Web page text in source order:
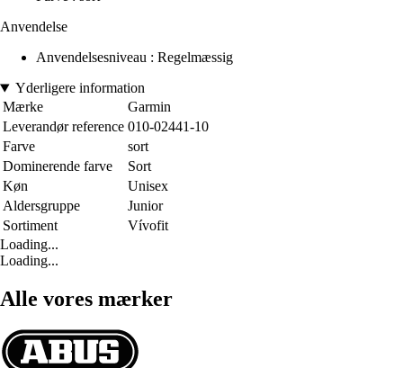
Anvendelse
Anvendelsesniveau : Regelmæssig
Yderligere information
Mærke
Garmin
Leverandør reference 010-02441-10
Farve
sort
Dominerende farve
Sort
Køn
Unisex
Aldersgruppe
Junior
Sortiment
Vívofit
Loading...
Loading...
Alle vores mærker